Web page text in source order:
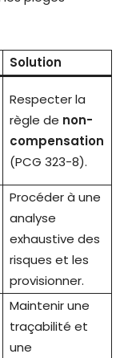
Solution
Respecter la
règle de non-
compensation
(PCG 323-8).
Procéder à une
analyse
exhaustive des
risques et les
provisionner.
Maintenir une
traçabilité et
une